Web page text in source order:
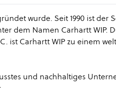
wurde. Seit 1990 ist der
dem Namen Carhartt WIP.
ist Carhartt WIP zu einem
und nachhaltiges